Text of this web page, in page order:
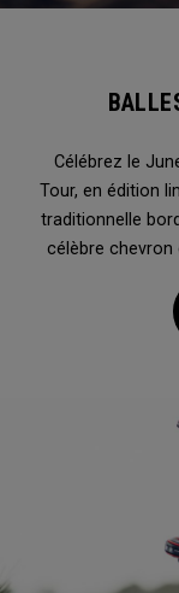
Célébrez le
Tour, en édition
traditionnelle
célèbre chevron